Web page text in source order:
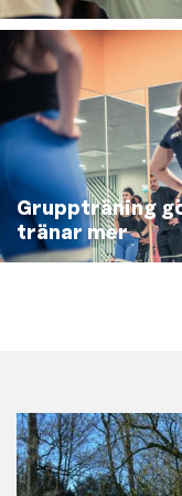
Gruppträning
tränar mer